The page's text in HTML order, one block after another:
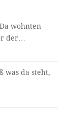
wohnten
der…
was da steht,